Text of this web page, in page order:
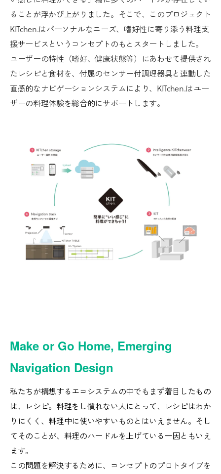
ることが浮かび上がりました。そこで、このプロジェクト
KITchen.はパーソナルなニーズ、嗜好性に寄り添う料理支
援サービスというコンセプトのもとスタートしました。
ユーザーの特性（嗜好、健康状態等）にあわせて提供され
たレシピと食材を、付属のセンサー付調理器具と連動した
直感的なナビゲーションシステムにより、KITchen.はユー
ザーの料理体験を総合的にサポートします。
Make or Go Home, Emerging
Navigation Design
私たちが構想するエコシステムの中でもまず着目したもの
は、レシピ。料理をし慣れない人にとって、レシピはわか
りにくく、料理中に使いやすいものとはいえません。そし
てそのことが、料理のハードルを上げている一因ともいえ
ます。
この問題を解決するために、コンセプトのプロトタイプを